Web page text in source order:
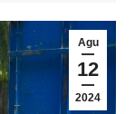
Agu
12
2024